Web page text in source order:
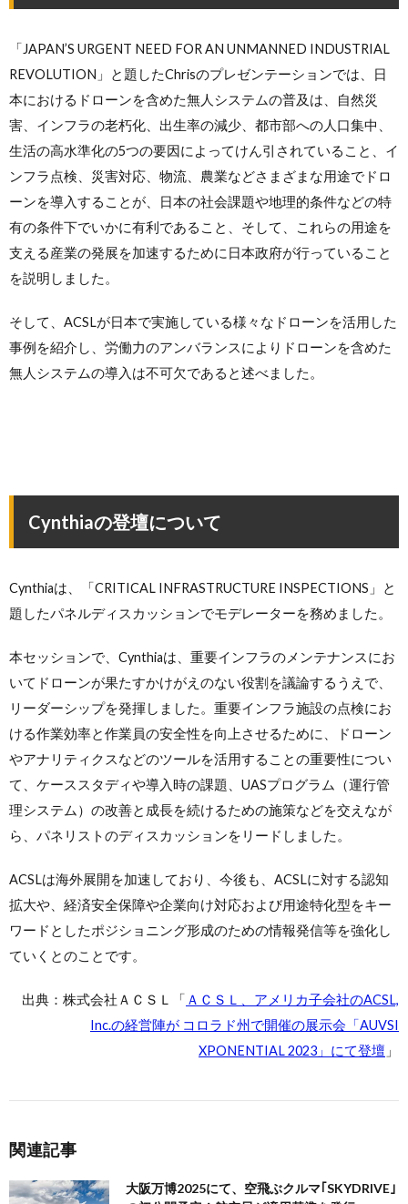
「JAPAN’S URGENT NEED FOR AN UNMANNED INDUSTRIAL
REVOLUTION」と題したChrisのプレゼンテーションでは、日
本におけるドローンを含めた無人システムの普及は、自然災
害、インフラの老朽化、出生率の減少、都市部への人口集中、
生活の高水準化の5つの要因によってけん引されていること、イ
ンフラ点検、災害対応、物流、農業などさまざまな用途でドロ
ーンを導入することが、日本の社会課題や地理的条件などの特
有の条件下でいかに有利であること、そして、これらの用途を
支える産業の発展を加速するために日本政府が行っていること
を説明しました。
そして、ACSLが日本で実施している様々なドローンを活用した
事例を紹介し、労働力のアンバランスによりドローンを含めた
無人システムの導入は不可欠であると述べました。
Cynthiaの登壇について
Cynthiaは、「CRITICAL INFRASTRUCTURE INSPECTIONS」と
題したパネルディスカッションでモデレーターを務めました。
本セッションで、Cynthiaは、重要インフラのメンテナンスにお
いてドローンが果たすかけがえのない役割を議論するうえで、
リーダーシップを発揮しました。重要インフラ施設の点検にお
ける作業効率と作業員の安全性を向上させるために、ドローン
やアナリティクスなどのツールを活用することの重要性につい
て、ケーススタディや導入時の課題、UASプログラム（運行管
理システム）の改善と成長を続けるための施策などを交えなが
ら、パネリストのディスカッションをリードしました。
ACSLは海外展開を加速しており、今後も、ACSLに対する認知
拡大や、経済安全保障や企業向け対応および用途特化型をキー
ワードとしたポジショニング形成のための情報発信等を強化し
ていくとのことです。
出典：株式会社ＡＣＳＬ「 ＡＣＳＬ、アメリカ子会社のACSL,
Inc.の経営陣が コロラド州で開催の展示会「AUVSI
XPONENTIAL 2023」にて登壇 」
関連記事
大阪万博2025にて、空飛ぶクルマ｢SKYDRIVE｣